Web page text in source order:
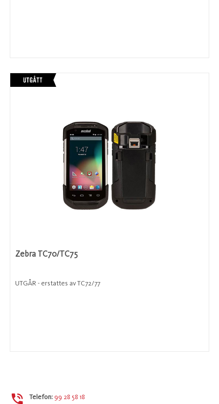
Zebra TC70/TC75
UTGÅR - erstattes av TC72/77
Telefon: 99 28 58 18